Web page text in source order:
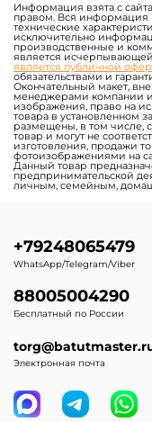
Информация взята с
правом. Вся информация
технические
исключительно
производственные и
является
является публичной
обязательствами и
Окончательный макет,
менеджерами компании
изображения, право на
товара в установленном
размещены, в том числе,
товар и могут не
изготовления, продажи
фотоизображениями на
Данный товар
предпринимательской
личным, семейным,
+79248065479
WhatsApp/Telegram/Viber
88005004290
Бесплатный по России
Электронная почта